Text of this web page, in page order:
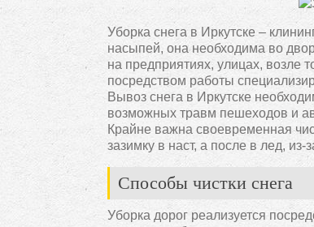
Уборка снега в Иркутске –
насыпей, она необходима во
на предприятиях, улицах, возле
посредством работы
Вывоз снега в Иркутске
возможных травм пешеходов и
Крайне важна своевременная
зазимку в наст, а после в лед,
Способы чистки снега
Уборка дорог реализуется